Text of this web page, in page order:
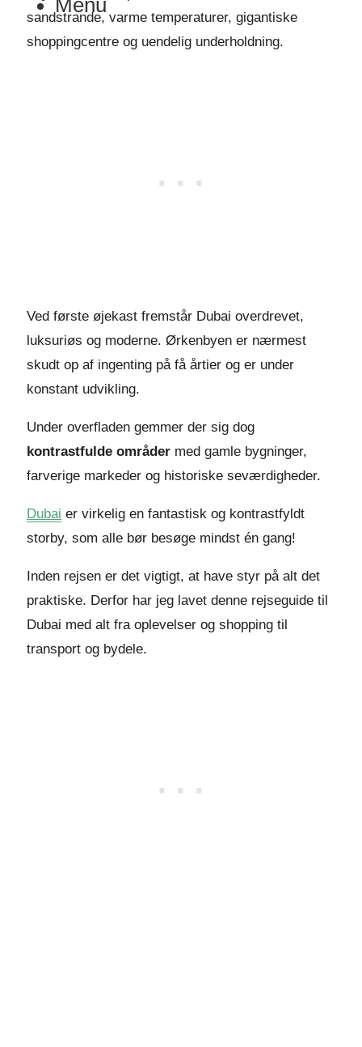
Menu
sandstrande, varme temperaturer, gigantiske
shoppingcentre og uendelig underholdning.
Ved første øjekast fremstår Dubai overdrevet,
luksuriøs og moderne. Ørkenbyen er nærmest
skudt op af ingenting på få årtier og er under
konstant udvikling.
Under overfladen gemmer der sig dog
kontrastfulde områder med gamle bygninger,
farverige markeder og historiske seværdigheder.
Dubai er virkelig en fantastisk og kontrastfyldt
storby, som alle bør besøge mindst én gang!
Inden rejsen er det vigtigt, at have styr på alt det
praktiske. Derfor har jeg lavet denne rejseguide til
Dubai med alt fra oplevelser og shopping til
transport og bydele.